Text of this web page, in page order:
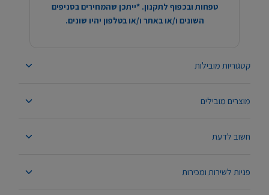
קטגוריות מובילות
מוצרים מובילים
חשוב לדעת
פניות לשירות ומכירות
טפחות ובכפוף לתקנון. *ייתכן שהמחירים בסניפים
השונים ו/או באתר ו/או בטלפון יהיו שונים.